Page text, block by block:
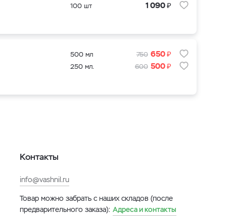
100 шт 1 090₽
500 мл 750 650₽
250 мл. 600 500₽
Контакты
info@vashnil.ru
Товар можно забрать с наших складов (после
предварительного заказа): Адреса и контакты